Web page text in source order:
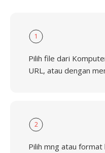
1
Pilih file dari
URL, atau dengan
2
Pilih mng atau format